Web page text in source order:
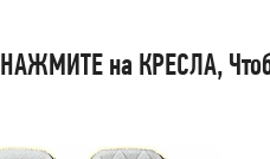
НАЖМИТЕ на КРЕСЛА,